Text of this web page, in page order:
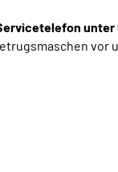
unter
vor